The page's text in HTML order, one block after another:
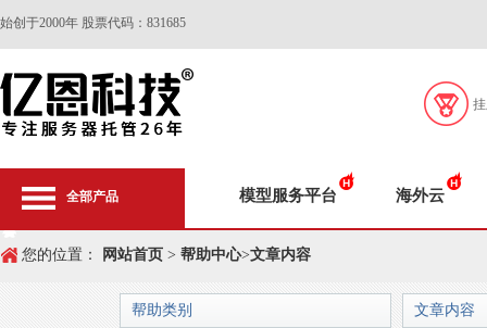
始创于2000年 股票代码：831685
全部产品 模型服务平台 海外云
您的位置： 网站首页 > 帮助中心>文章内容
帮助类别 文章内容